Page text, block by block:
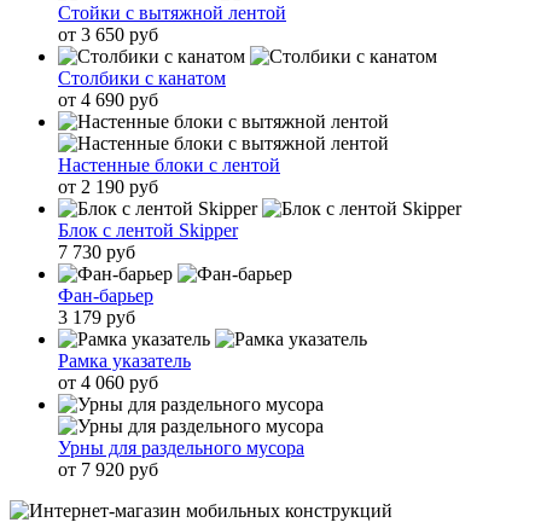
Стойки с вытяжной лентой
от 3 650 руб
Столбики с канатом
от 4 690 руб
Настенные блоки с лентой
от 2 190 руб
Блок с лентой Skipper
7 730 руб
Фан-барьер
3 179 руб
Рамка указатель
от 4 060 руб
Урны для раздельного мусора
от 7 920 руб